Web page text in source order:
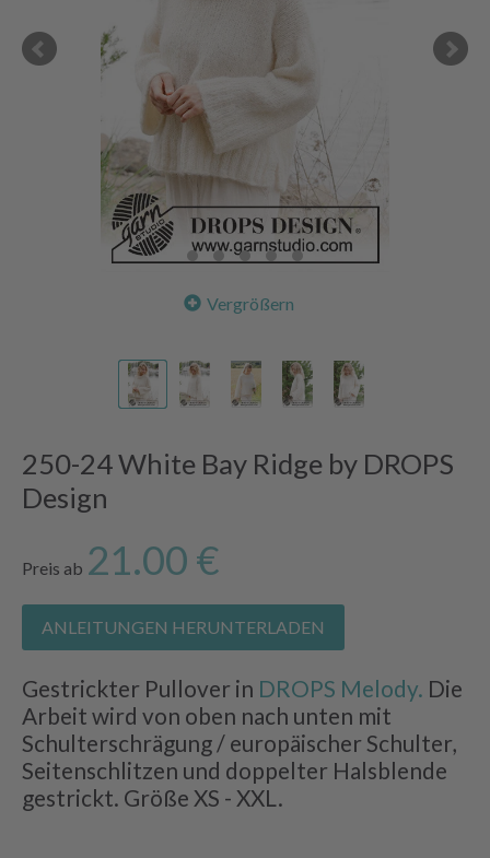
Vergrößern
250-24 White Bay Ridge by DROPS
Design
Preis ab 21.00 €
ANLEITUNGEN HERUNTERLADEN
Gestrickter Pullover in DROPS Melody. Die
Arbeit wird von oben nach unten mit
Schulterschrägung / europäischer Schulter,
Seitenschlitzen und doppelter Halsblende
gestrickt. Größe XS - XXL.